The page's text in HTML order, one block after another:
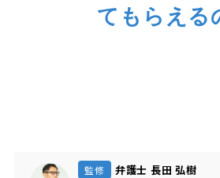
てもらえる
監修
弁護士 長田 弘樹